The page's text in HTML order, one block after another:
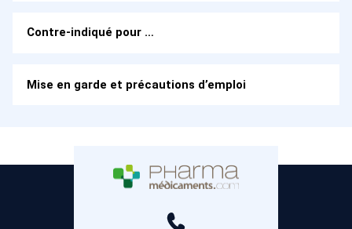
Contre-indiqué pour …
Mise en garde et précautions d’emploi